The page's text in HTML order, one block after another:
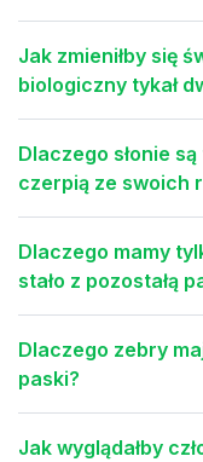
Jak zmieniłby się
biologiczny tykał
Dlaczego słonie
czerpią ze swoich
Dlaczego mamy
stało z pozostałą
Dlaczego zebry
paski?
Jak wyglądałby